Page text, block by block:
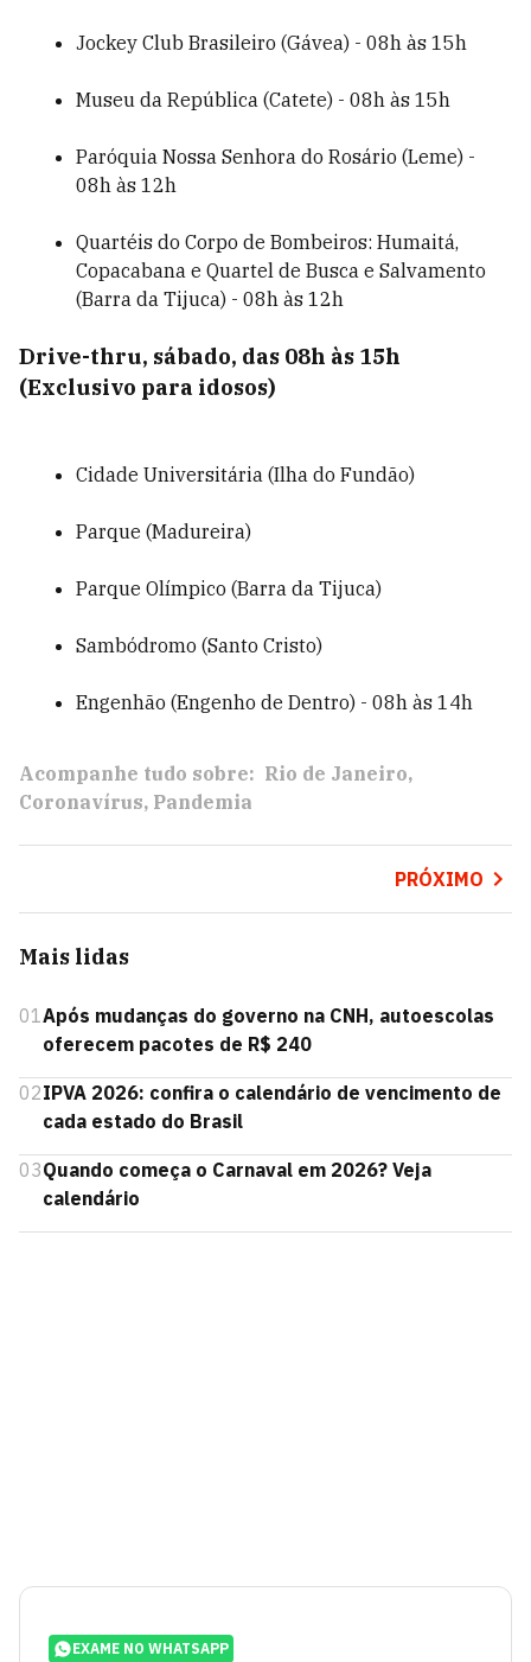
Jockey Club Brasileiro (Gávea) - 08h às 15h
Museu da República (Catete) - 08h às 15h
Paróquia Nossa Senhora do Rosário (Leme) -
08h às 12h
Quartéis do Corpo de Bombeiros: Humaitá,
Copacabana e Quartel de Busca e Salvamento
(Barra da Tijuca) - 08h às 12h
Drive-thru, sábado, das 08h às 15h
(Exclusivo para idosos)
Cidade Universitária (Ilha do Fundão)
Parque (Madureira)
Parque Olímpico (Barra da Tijuca)
Sambódromo (Santo Cristo)
Engenhão (Engenho de Dentro) - 08h às 14h
Acompanhe tudo sobre: Rio de Janeiro
Coronavírus Pandemia
PRÓXIMO
Mais lidas
01Após mudanças do governo na CNH, autoescolas
oferecem pacotes de R$ 240
02IPVA 2026: confira o calendário de vencimento de
cada estado do Brasil
03Quando começa o Carnaval em 2026? Veja
calendário
EXAME NO WHATSAPP